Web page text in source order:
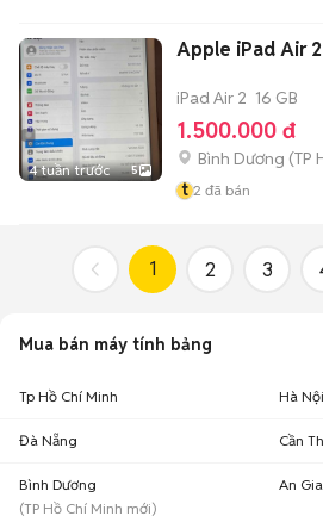
4 tuần trước 5
Apple iPad Air
iPad Air 2 16 GB
1.500.000 đ
Bình Dương (TP
t 2 đã bán
1 2 3
Mua bán máy tính bảng
Tp Hồ Chí Minh Hà Nội
Đà Nẵng Cần
Bình Dương
(TP Hồ Chí Minh mới)
An